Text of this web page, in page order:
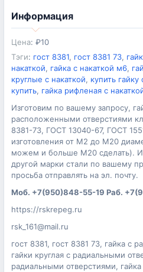
Информация
Цена: ₽10
Тэги: гост 8381, гост 8381 73,
накаткой, гайка с накаткой м6,
круглые с накаткой, купить гайку
купить, гайка рифленая с
Изготовим по вашему запросу,
расположенными отверстиями
8381-73, ГОСТ 13040-67, ГОСТ
изготовления от М2 до М20
можем и больше М20 сделать).
другой марки стали по вашему
просьба отправлять на эл. почту.
Моб. +7(950)848-55-19 Раб.
https://rskrepeg.ru
rsk_161@mail.ru
гост 8381, гост 8381 73, гайка с
гайки круглая с радиальными
радиальными отверстиями, гайка